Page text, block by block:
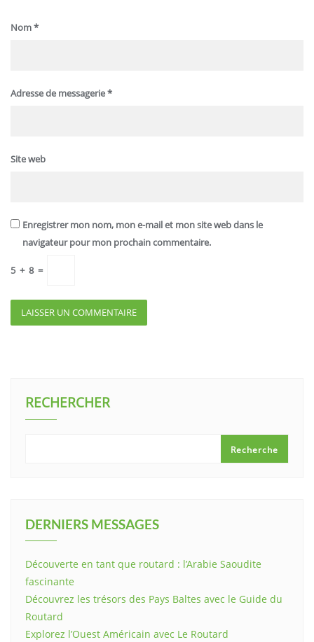
Nom*
Adresse de messagerie*
Site web
Enregistrer mon nom, mon e-mail et mon site web dans le
navigateur pour mon prochain commentaire.
5 + 8 =
RECHERCHER
Recherche
DERNIERS MESSAGES
Découverte en tant que routard : l’Arabie Saoudite
fascinante
Découvrez les trésors des Pays Baltes avec le Guide du
Routard
Explorez l’Ouest Américain avec Le Routard